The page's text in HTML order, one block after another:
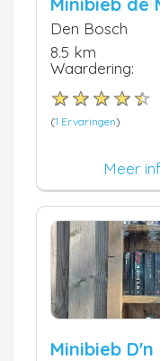
Den Bosch
8.5 km
Waardering:
(1 Ervaringen)
Meer
Minibieb